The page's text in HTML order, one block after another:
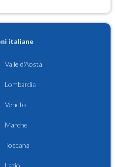
italiane
Valle d'Aosta
Lombardia
Veneto
Marche
Toscana
Lazio